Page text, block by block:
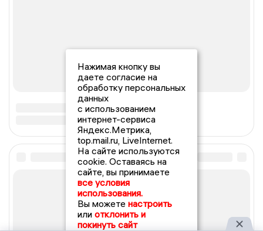
Нажимая кнопку вы
даете согласие на
обработку персональных
данных
с использованием
интернет-сервиса
Яндекс.Метрика,
top.mail.ru, LiveInternet.
На сайте используются
cookie. Оставаясь на
сайте, вы принимаете
все условия
использования.
Вы можете настроить
или отклонить и
покинуть сайт